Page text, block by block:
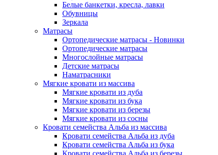
Белые банкетки, кресла, лавки
Обувницы
Зеркала
Матрасы
Ортопедические матрасы - Новинки
Ортопедические матрасы
Многослойные матрасы
Детские матрасы
Наматрасники
Мягкие кровати из массива
Мягкие кровати из дуба
Мягкие кровати из бука
Мягкие кровати из березы
Мягкие кровати из сосны
Кровати семейства Альба из массива
Кровати семейства Альба из дуба
Кровати семейства Альба из бука
Кровати семейства Альба из березы